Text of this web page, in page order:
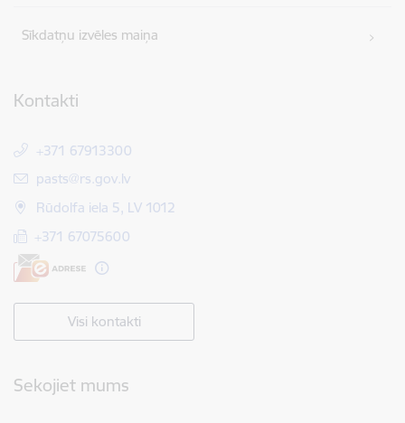
Sīkdatņu izvēles maiņa
Kontakti
+371 67913300
E-pasts:
pasts@rs.gov.lv
Rūdolfa iela 5, LV 1012
+371 67075600
Visi kontakti
Sekojiet mums